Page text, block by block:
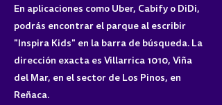
En aplicaciones como Uber, Cabify o DiDi,
podrás encontrar el parque al escribir
"Inspira Kids" en la barra de búsqueda. La
dirección exacta es Villarrica 1010, Viña
del Mar, en el sector de Los Pinos, en
Reñaca.